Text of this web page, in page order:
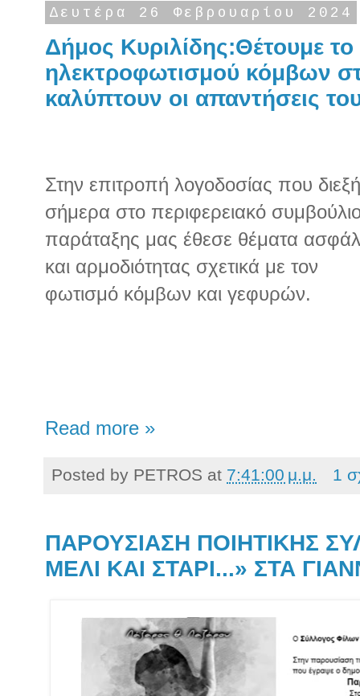
Δευτέρα 26 Φεβρουαρίου 2024
Δήμος Κυριλίδης:Θέτουμε το
ηλεκτροφωτισμού κόμβων
καλύπτουν οι απαντήσεις
Στην επιτροπή λογοδοσίας που
σήμερα στο περιφερειακό
παράταξης μας έθεσε θέματα
και αρμοδιότητας σχετικά με τον
φωτισμό κόμβων και γεφυρών.
Read more »
Posted by PETROS at 7:41:00 μ.μ. 1
ΠΑΡΟΥΣΙΑΣΗ ΠΟΙΗΤΙΚΗΣ
ΜΕΛΙ ΚΑΙ ΣΤΑΡΙ...» ΣΤΑ